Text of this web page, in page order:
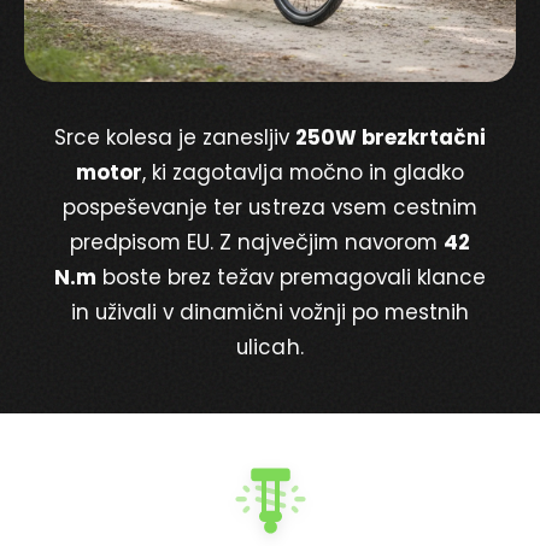
Srce kolesa je zanesljiv 250W brezkrtačni
motor, ki zagotavlja močno in gladko
pospeševanje ter ustreza vsem cestnim
predpisom EU. Z največjim navorom 42
N.m boste brez težav premagovali klance
in uživali v dinamični vožnji po mestnih
ulicah.